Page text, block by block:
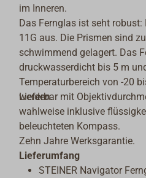
im Inneren.
Das Fernglas ist seht
11G aus. Die Prismen sind
schwimmend gelagert. Das
druckwasserdicht bis 5 m
Temperaturbereich von -20
werden.
Lieferbar mit
wahlweise inklusive
beleuchteten Kompass.
Zehn Jahre Werksgarantie.
Lieferumfang
STEINER Navigator